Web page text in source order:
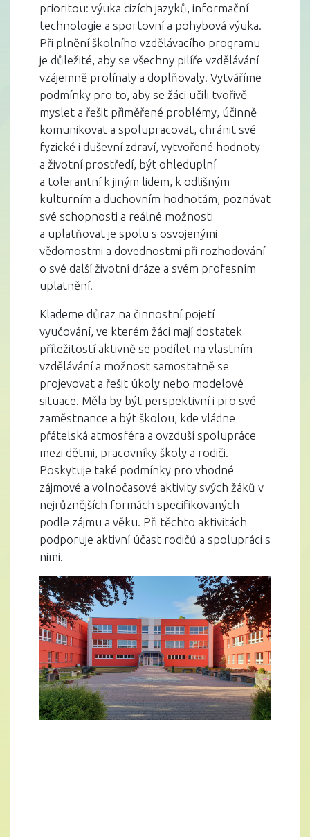
prioritou: výuka cizích jazyků, informační
technologie a sportovní a pohybová výuka.
Při plnění školního vzdělávacího programu
je důležité, aby se všechny pilíře vzdělávání
vzájemně prolínaly a doplňovaly. Vytváříme
podmínky pro to, aby se žáci učili tvořivě
myslet a řešit přiměřené problémy, účinně
komunikovat a spolupracovat, chránit své
fyzické i duševní zdraví, vytvořené hodnoty
a životní prostředí, být ohleduplní
a tolerantní k jiným lidem, k odlišným
kulturním a duchovním hodnotám, poznávat
své schopnosti a reálné možnosti
a uplatňovat je spolu s osvojenými
vědomostmi a dovednostmi při rozhodování
o své další životní dráze a svém profesním
uplatnění.
Klademe důraz na činnostní pojetí
vyučování, ve kterém žáci mají dostatek
příležitostí aktivně se podílet na vlastním
vzdělávání a možnost samostatně se
projevovat a řešit úkoly nebo modelové
situace. Měla by být perspektivní i pro své
zaměstnance a být školou, kde vládne
přátelská atmosféra a ovzduší spolupráce
mezi dětmi, pracovníky školy a rodiči.
Poskytuje také podmínky pro vhodné
zájmové a volnočasové aktivity svých žáků v
nejrůznějších formách specifikovaných
podle zájmu a věku. Při těchto aktivitách
podporuje aktivní účast rodičů a spolupráci s
nimi.